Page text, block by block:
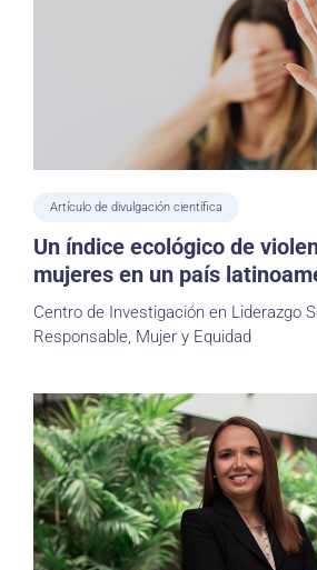
Artículo de divulgación científica
Un índice ecológico de
mujeres en un país
Centro de Investigación en Liderazgo
Responsable, Mujer y Equidad